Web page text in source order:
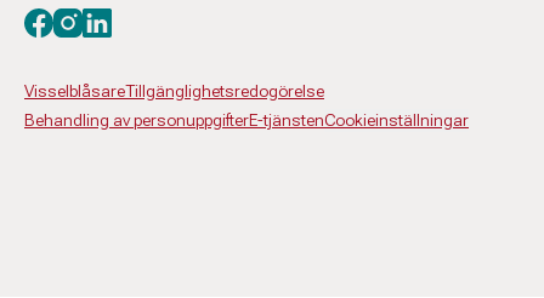
VisselblåsareTillgänglighetsredogörelse
Behandling av personuppgifterE-tjänstenCookieinställningar
Besök oss på facebook
Besök oss på instagram
Besök oss på linkedin